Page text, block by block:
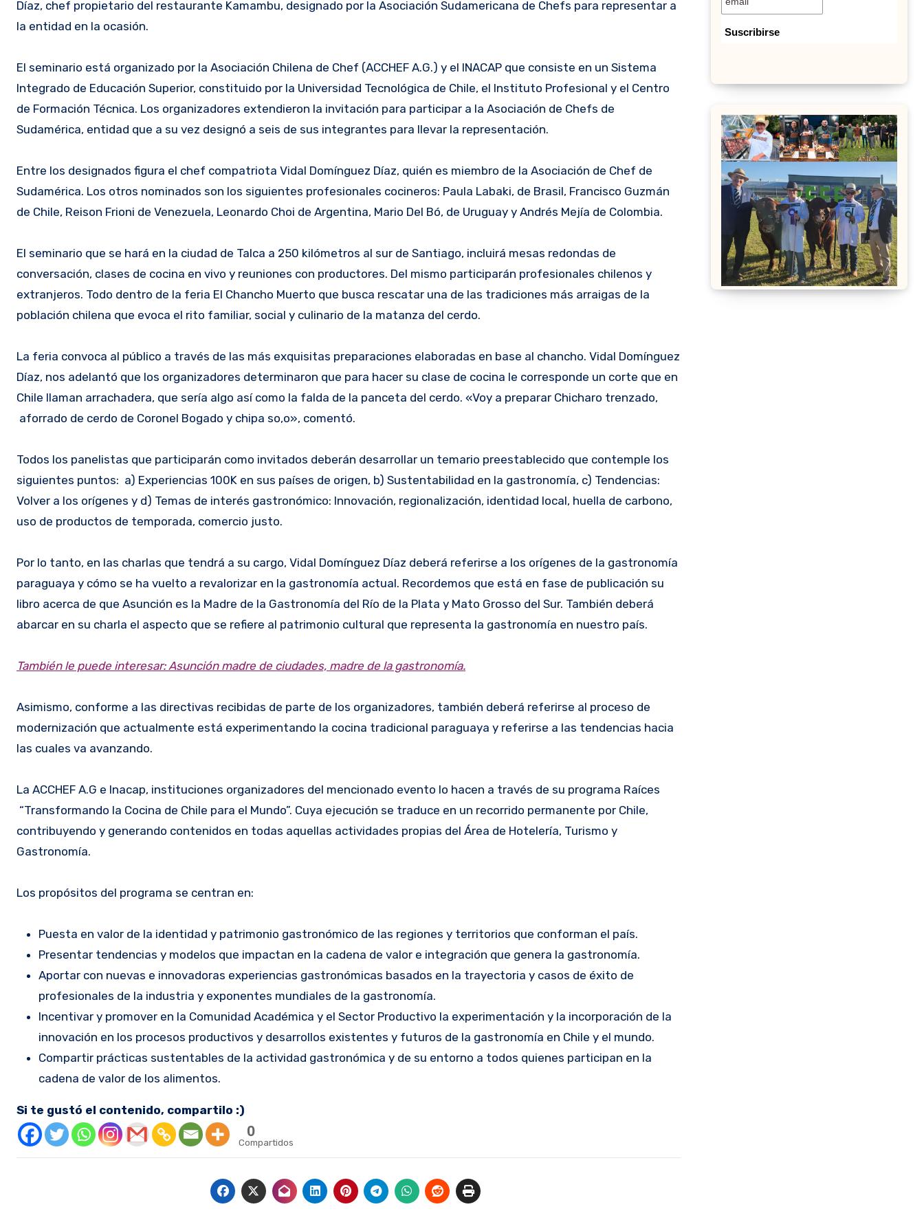
Díaz, chef propietario del restaurante Kamambu, designado por la Asociación Sudamericana de Chefs para representar a
la entidad en la ocasión.
El seminario está organizado por la Asociación Chilena de Chef (ACCHEF A.G.) y el INACAP que consiste en un Sistema
Integrado de Educación Superior, constituido por la Universidad Tecnológica de Chile, el Instituto Profesional y el Centro
de Formación Técnica. Los organizadores extendieron la invitación para participar a la Asociación de Chefs de
Sudamérica, entidad que a su vez designó a seis de sus integrantes para llevar la representación.
Entre los designados figura el chef compatriota Vidal Domínguez Díaz, quién es miembro de la Asociación de Chef de
Sudamérica. Los otros nominados son los siguientes profesionales cocineros: Paula Labaki, de Brasil, Francisco Guzmán
de Chile, Reison Frioni de Venezuela, Leonardo Choi de Argentina, Mario Del Bó, de Uruguay y Andrés Mejía de Colombia.
El seminario que se hará en la ciudad de Talca a 250 kilómetros al sur de Santiago, incluirá mesas redondas de
conversación, clases de cocina en vivo y reuniones con productores. Del mismo participarán profesionales chilenos y
extranjeros. Todo dentro de la feria El Chancho Muerto que busca rescatar una de las tradiciones más arraigas de la
población chilena que evoca el rito familiar, social y culinario de la matanza del cerdo.
La feria convoca al público a través de las más exquisitas preparaciones elaboradas en base al chancho. Vidal Domínguez
Díaz, nos adelantó que los organizadores determinaron que para hacer su clase de cocina le corresponde un corte que en
Chile llaman arrachadera, que sería algo así como la falda de la panceta del cerdo. «Voy a preparar Chicharo trenzado,
aforrado de cerdo de Coronel Bogado y chipa so,o», comentó.
Todos los panelistas que participarán como invitados deberán desarrollar un temario preestablecido que contemple los
siguientes puntos: a) Experiencias 100K en sus países de origen, b) Sustentabilidad en la gastronomía, c) Tendencias:
Volver a los orígenes y d) Temas de interés gastronómico: Innovación, regionalización, identidad local, huella de carbono,
uso de productos de temporada, comercio justo.
Por lo tanto, en las charlas que tendrá a su cargo, Vidal Domínguez Díaz deberá referirse a los orígenes de la gastronomía
paraguaya y cómo se ha vuelto a revalorizar en la gastronomía actual. Recordemos que está en fase de publicación su
libro acerca de que Asunción es la Madre de la Gastronomía del Río de la Plata y Mato Grosso del Sur. También deberá
abarcar en su charla el aspecto que se refiere al patrimonio cultural que representa la gastronomía en nuestro país.
También le puede interesar: Asunción madre de ciudades, madre de la gastronomía.
Asimismo, conforme a las directivas recibidas de parte de los organizadores, también deberá referirse al proceso de
modernización que actualmente está experimentando la cocina tradicional paraguaya y referirse a las tendencias hacia
las cuales va avanzando.
La ACCHEF A.G e Inacap, instituciones organizadores del mencionado evento lo hacen a través de su programa Raíces
“Transformando la Cocina de Chile para el Mundo”. Cuya ejecución se traduce en un recorrido permanente por Chile,
contribuyendo y generando contenidos en todas aquellas actividades propias del Área de Hotelería, Turismo y
Gastronomía.
Los propósitos del programa se centran en:
Puesta en valor de la identidad y patrimonio gastronómico de las regiones y territorios que conforman el país.
Presentar tendencias y modelos que impactan en la cadena de valor e integración que genera la gastronomía.
Aportar con nuevas e innovadoras experiencias gastronómicas basados en la trayectoria y casos de éxito de
profesionales de la industria y exponentes mundiales de la gastronomía.
Incentivar y promover en la Comunidad Académica y el Sector Productivo la experimentación y la incorporación de la
innovación en los procesos productivos y desarrollos existentes y futuros de la gastronomía en Chile y el mundo.
Compartir prácticas sustentables de la actividad gastronómica y de su entorno a todos quienes participan en la
cadena de valor de los alimentos.
Si te gustó el contenido, compartilo :)
0
Compartidos